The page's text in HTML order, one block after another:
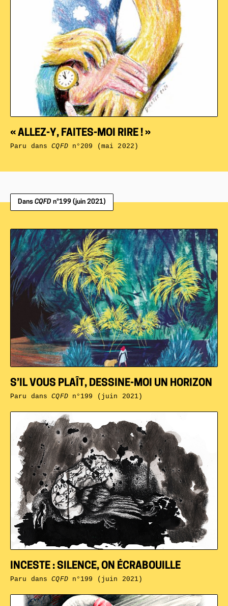
« ALLEZ-Y, FAITES-MOI RIRE ! »
Paru dansCQFDn°209 (mai 2022)
Dans CQFD n°199 (juin 2021)
INCESTE : SILENCE, ON ÉCRABOUILLE
Paru dansCQFDn°199 (juin 2021)
S’IL VOUS PLAÎT, DESSINE-MOI UN HORIZON
Paru dansCQFDn°199 (juin 2021)